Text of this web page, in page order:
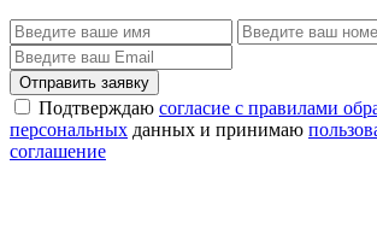
Отправить заявку
Подтверждаю согласие с правилами
персональных данных и принимаю
соглашение